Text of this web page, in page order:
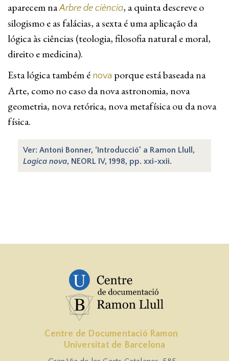
aparecem naArbre de ciència, a quinta descreve o
silogismo e as falácias, a sexta é uma aplicação da
lógica às ciências (teologia, filosofia natural e moral,
direito e medicina).
Esta lógica também é nova porque está baseada na
Arte, como no caso da nova astronomia, nova
geometria, nova retórica, nova metafísica ou da nova
física.
Ver: Antoni Bonner, ‘Introducció’ a Ramon Llull,
Logica nova, NEORL IV, 1998, pp. xxi-xxii.
Centre de Documentació Ramon
Universitat de Barcelona